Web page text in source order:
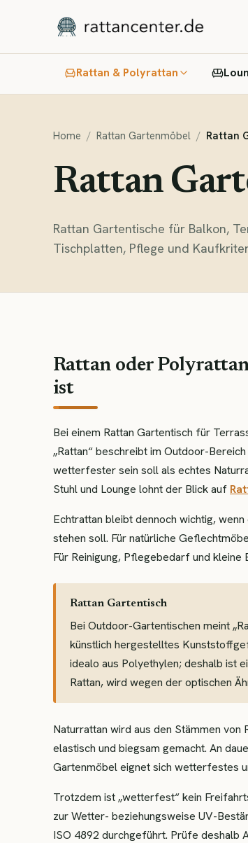
Rattan & Polyrattan
Home / Rattan Gartenmöbel / Rattan
Rattan
Rattan Gartentische für Balkon,
Tischplatten, Pflege und
Rattan oder
ist
Bei einem Rattan Gartentisch für
„Rattan“ beschreibt im Outdoor-
wetterfester sein soll als echtes
Stuhl und Lounge lohnt der Blick auf
Echtrattan bleibt dennoch wichtig,
stehen soll. Für natürliche
Für Reinigung, Pflegebedarf und
Rattan Gartentisch
Bei Outdoor-Gartentischen meint
künstlich hergestelltes
idealo aus Polyethylen; deshalb ist
Rattan, wird wegen der optischen
Naturrattan wird aus den Stämmen
elastisch und biegsam gemacht. An
Gartenmöbel eignet sich wetterfestes
Trotzdem ist „wetterfest“ kein
zur Wetter- beziehungsweise UV-
ISO 4892 durchgeführt. Prüfe deshalb